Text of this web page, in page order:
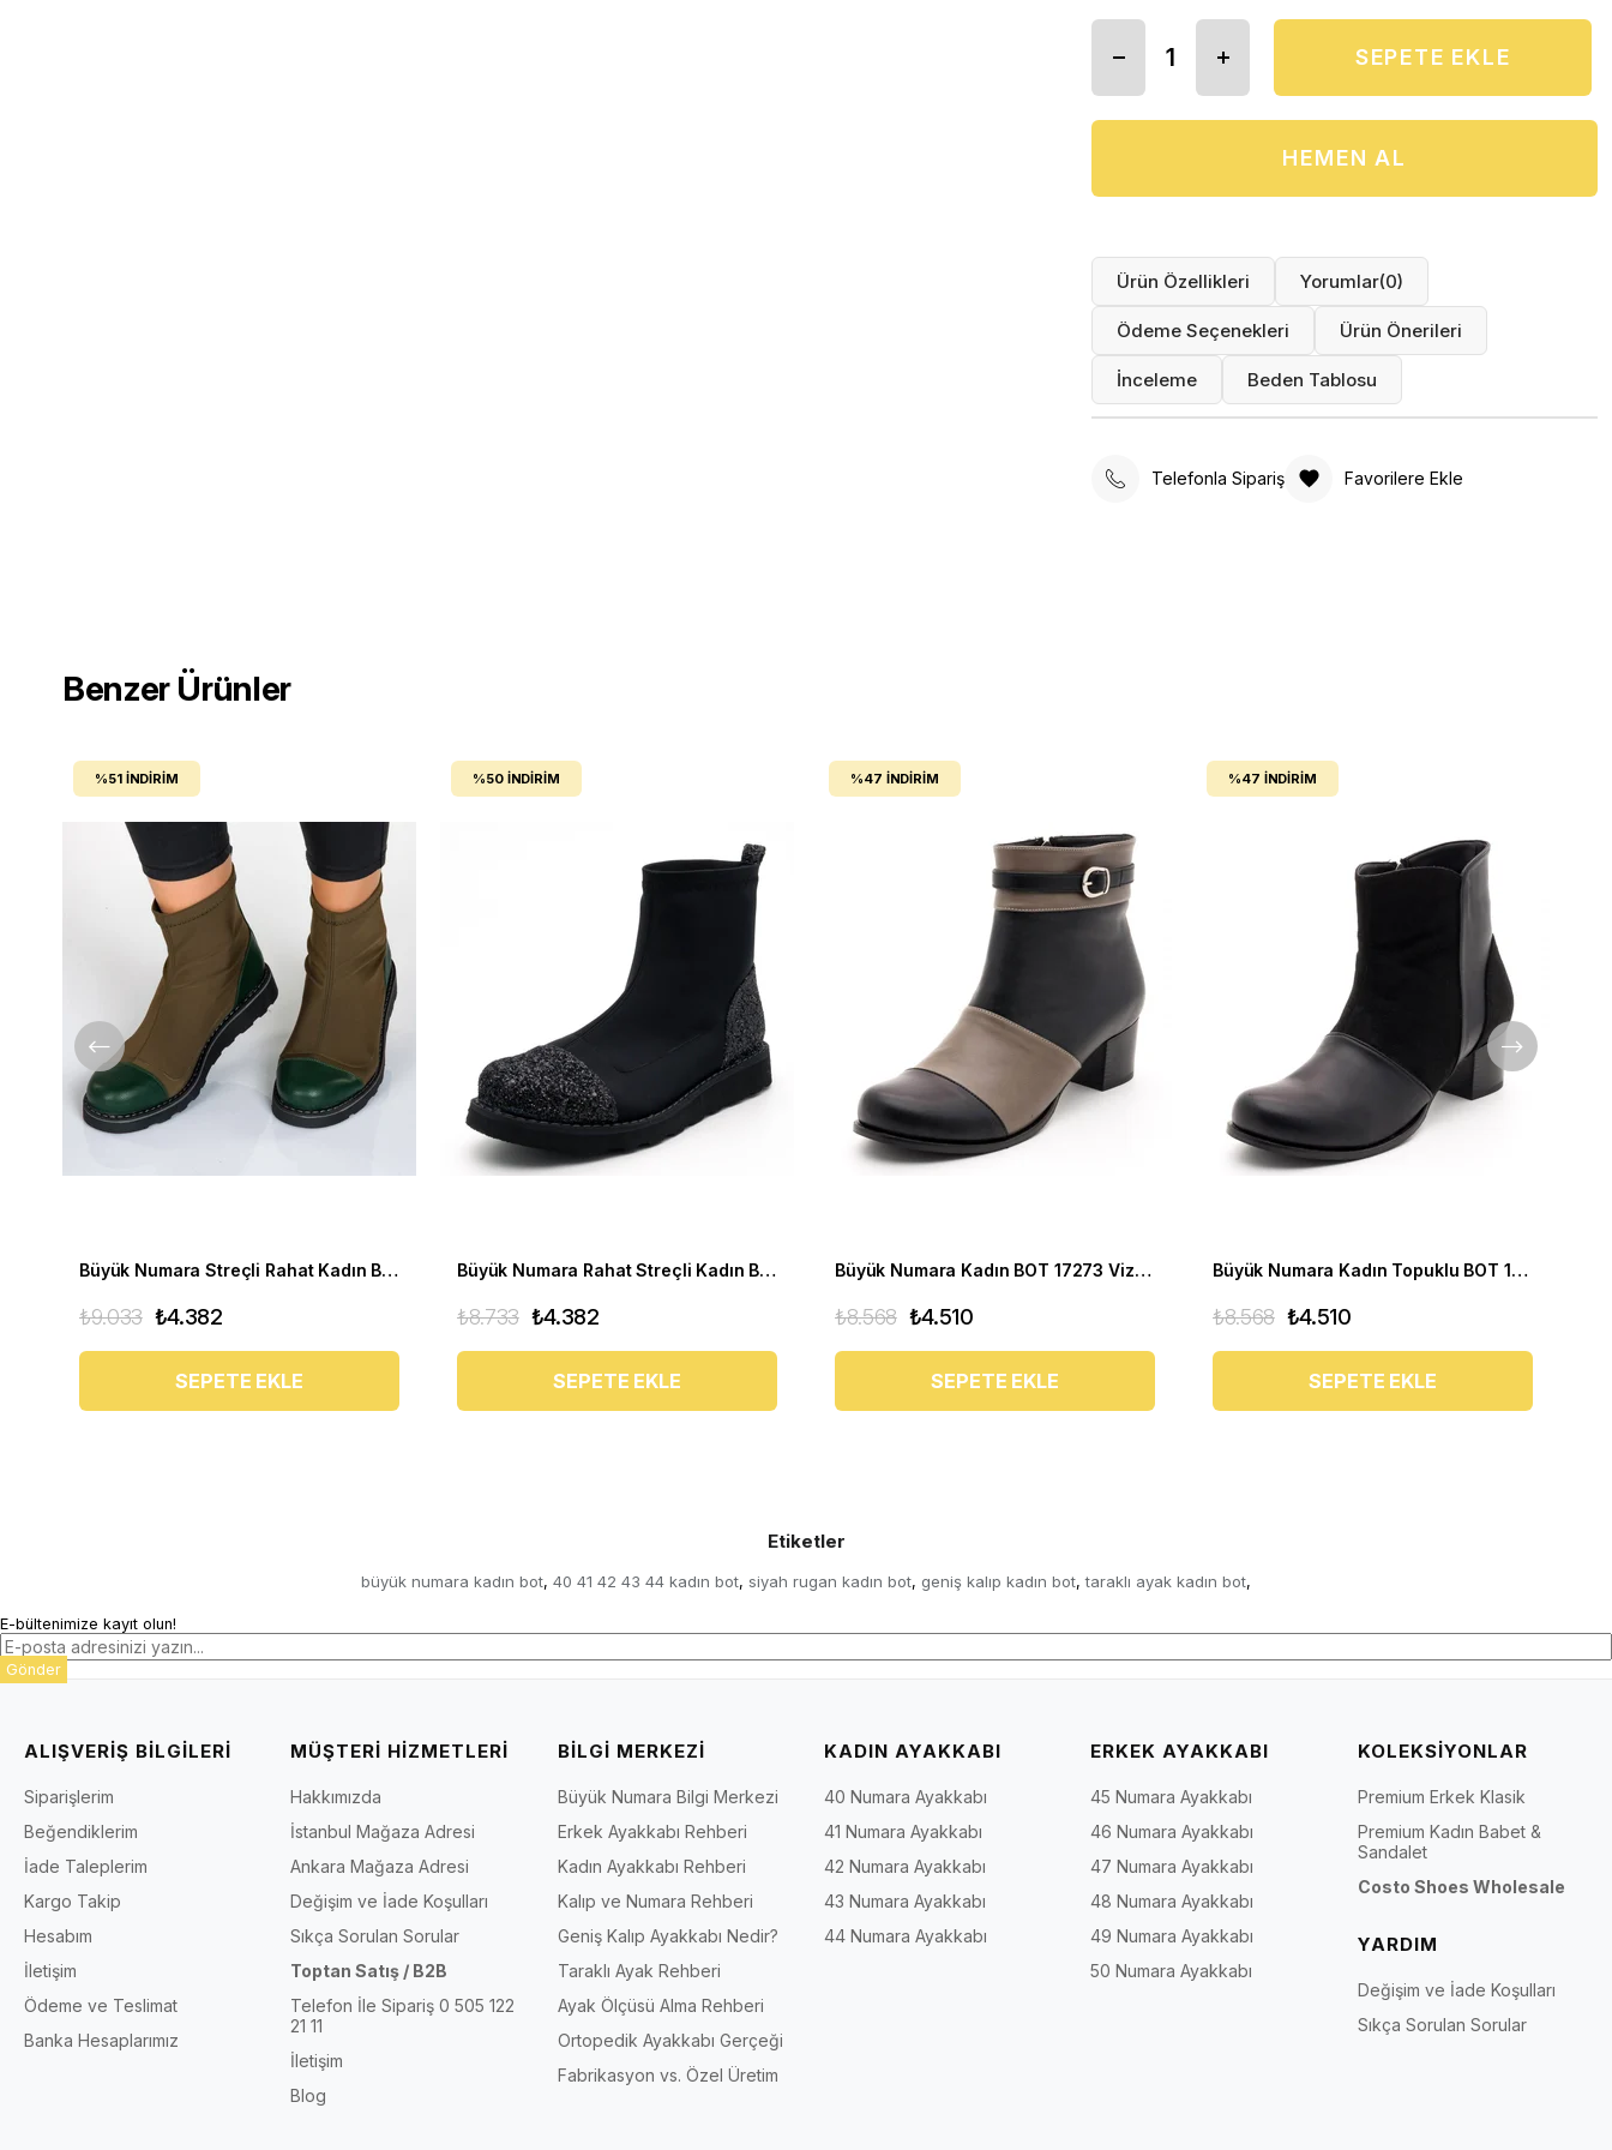
Ürün Özellikleri Yorumlar(0)
Ödeme Seçenekleri Ürün Önerileri
İnceleme Beden Tablosu
Telefonla Sipariş Favorilere Ekle
Benzer Ürünler
Büyük Numara Streçli Rahat Kadın BOT 19273 haki
₺4.382
₺9.033
SEPETE EKLE
%51 İNDIRIM
Büyük Numara Rahat Streçli Kadın BOT 19273 siyah
₺4.382
₺8.733
SEPETE EKLE
%50 İNDIRIM
Büyük Numara Kadın BOT 17273 Vizon Siyah
₺4.510
₺8.568
SEPETE EKLE
%47 İNDIRIM
Büyük Numara Kadın Topuklu BOT 17273 Siyah
₺4.510
₺8.568
SEPETE EKLE
%47 İNDIRIM
Etiketler
büyük numara kadın bot, 40 41 42 43 44 kadın bot, siyah rugan kadın bot, geniş kalıp kadın bot, taraklı ayak kadın bot,
E-bültenimize kayıt olun!
Gönder
ALIŞVERİŞ BİLGİLERİ
Siparişlerim
Beğendiklerim
İade Taleplerim
Kargo Takip
Hesabım
İletişim
Ödeme ve Teslimat
Banka Hesaplarımız
MÜŞTERİ HİZMETLERİ
Hakkımızda
İstanbul Mağaza Adresi
Ankara Mağaza Adresi
Değişim ve İade Koşulları
Sıkça Sorulan Sorular
Toptan Satış / B2B
Telefon İle Sipariş 0 505 122
21 11
İletişim
Blog
BİLGİ MERKEZİ
Büyük Numara Bilgi Merkezi
Erkek Ayakkabı Rehberi
Kadın Ayakkabı Rehberi
Kalıp ve Numara Rehberi
Geniş Kalıp Ayakkabı Nedir?
Taraklı Ayak Rehberi
Ayak Ölçüsü Alma Rehberi
Ortopedik Ayakkabı Gerçeği
Fabrikasyon vs. Özel Üretim
KADIN AYAKKABI
40 Numara Ayakkabı
41 Numara Ayakkabı
42 Numara Ayakkabı
43 Numara Ayakkabı
44 Numara Ayakkabı
ERKEK AYAKKABI
45 Numara Ayakkabı
46 Numara Ayakkabı
47 Numara Ayakkabı
48 Numara Ayakkabı
49 Numara Ayakkabı
50 Numara Ayakkabı
KOLEKSİYONLAR
Premium Erkek Klasik
Premium Kadın Babet &
Sandalet
Costo Shoes Wholesale
YARDIM
Değişim ve İade Koşulları
Sıkça Sorulan Sorular